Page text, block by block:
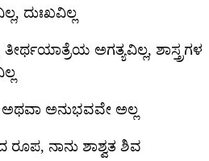
ದುಃಖವಿಲ್ಲ
ಅಗತ್ಯವಿಲ್ಲ, ಶಾಸ್ತ್ರಗಳ
ಅಥವಾ ಅನುಭವವೇ ಅಲ್ಲ
ರೂಪ, ನಾನು ಶಾಶ್ವತ ಶಿವ